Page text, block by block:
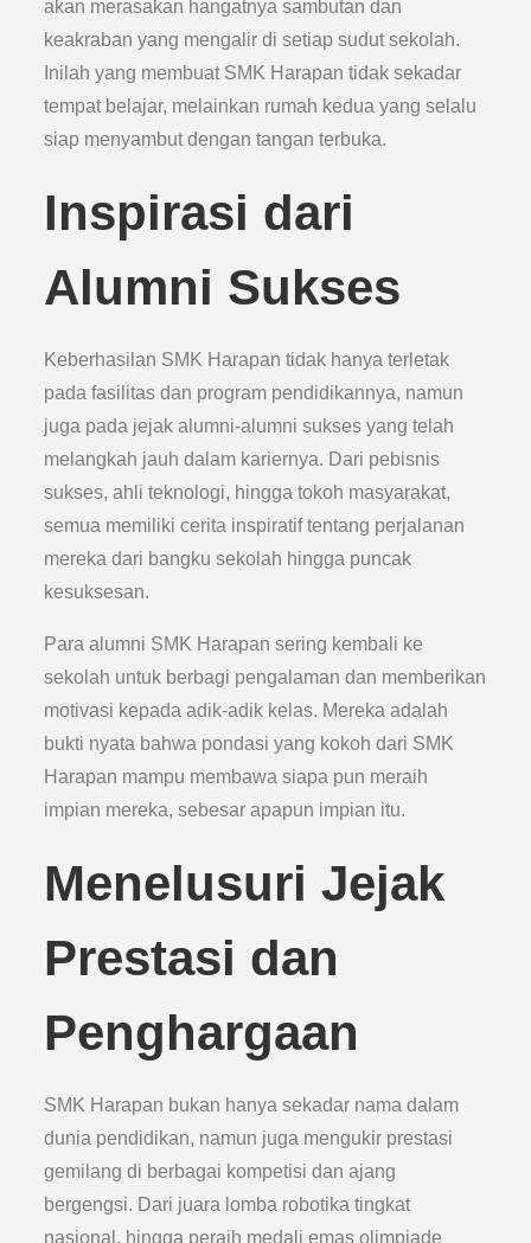
akan merasakan hangatnya sambutan dan
keakraban yang mengalir di setiap sudut sekolah.
Inilah yang membuat SMK Harapan tidak sekadar
tempat belajar, melainkan rumah kedua yang selalu
siap menyambut dengan tangan terbuka.
Inspirasi dari
Alumni Sukses
Keberhasilan SMK Harapan tidak hanya terletak
pada fasilitas dan program pendidikannya, namun
juga pada jejak alumni-alumni sukses yang telah
melangkah jauh dalam kariernya. Dari pebisnis
sukses, ahli teknologi, hingga tokoh masyarakat,
semua memiliki cerita inspiratif tentang perjalanan
mereka dari bangku sekolah hingga puncak
kesuksesan.
Para alumni SMK Harapan sering kembali ke
sekolah untuk berbagi pengalaman dan memberikan
motivasi kepada adik-adik kelas. Mereka adalah
bukti nyata bahwa pondasi yang kokoh dari SMK
Harapan mampu membawa siapa pun meraih
impian mereka, sebesar apapun impian itu.
Menelusuri Jejak
Prestasi dan
Penghargaan
SMK Harapan bukan hanya sekadar nama dalam
dunia pendidikan, namun juga mengukir prestasi
gemilang di berbagai kompetisi dan ajang
bergengsi. Dari juara lomba robotika tingkat
nasional, hingga peraih medali emas olimpiade